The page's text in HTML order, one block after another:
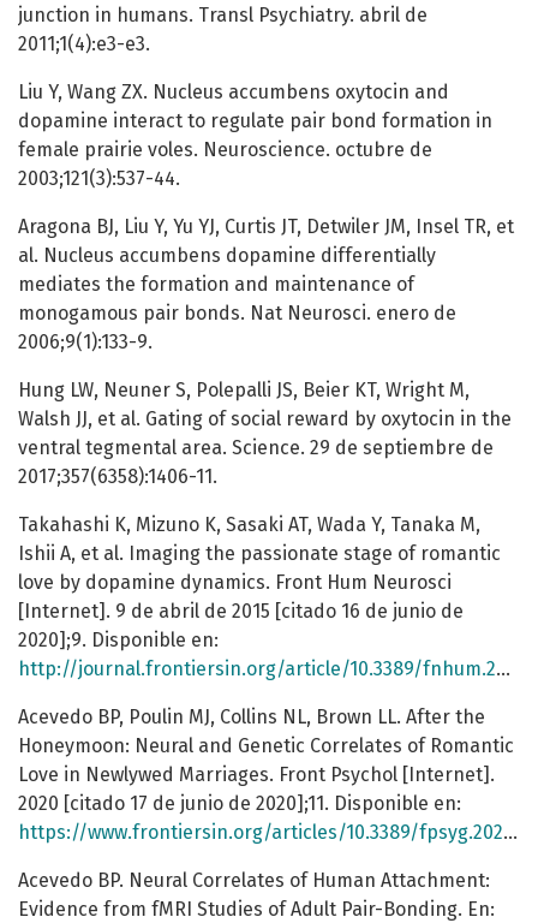
junction in humans. Transl Psychiatry. abril de
2011;1(4):e3-e3.
Liu Y, Wang ZX. Nucleus accumbens oxytocin and
dopamine interact to regulate pair bond formation in
female prairie voles. Neuroscience. octubre de
2003;121(3):537-44.
Aragona BJ, Liu Y, Yu YJ, Curtis JT, Detwiler JM, Insel TR, et
al. Nucleus accumbens dopamine differentially
mediates the formation and maintenance of
monogamous pair bonds. Nat Neurosci. enero de
2006;9(1):133-9.
Hung LW, Neuner S, Polepalli JS, Beier KT, Wright M,
Walsh JJ, et al. Gating of social reward by oxytocin in the
ventral tegmental area. Science. 29 de septiembre de
2017;357(6358):1406-11.
Takahashi K, Mizuno K, Sasaki AT, Wada Y, Tanaka M,
Ishii A, et al. Imaging the passionate stage of romantic
love by dopamine dynamics. Front Hum Neurosci
[Internet]. 9 de abril de 2015 [citado 16 de junio de
2020];9. Disponible en:
http://journal.frontiersin.org/article/10.3389/fnhum.2015.00191/abstract
Acevedo BP, Poulin MJ, Collins NL, Brown LL. After the
Honeymoon: Neural and Genetic Correlates of Romantic
Love in Newlywed Marriages. Front Psychol [Internet].
2020 [citado 17 de junio de 2020];11. Disponible en:
https://www.frontiersin.org/articles/10.3389/fpsyg.2020.00634/full#B64
Acevedo BP. Neural Correlates of Human Attachment:
Evidence from fMRI Studies of Adult Pair-Bonding. En: